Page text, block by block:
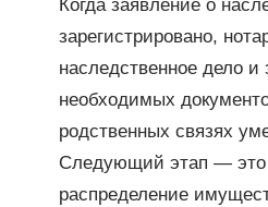
Когда заявление о
зарегистрировано,
наследственное дело и
необходимых
родственных связях
Следующий этап — это
распределение